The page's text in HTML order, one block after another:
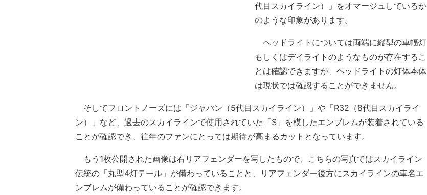
代目スカイライン）」をオマージュしているか
のような印象があります。
ヘッドライトについては両端に縦型の車幅灯
もしくはデイライトのようなものが存在するこ
とは確認できますが、ヘッドライトの灯体本体
は現状では確認することができません。
そしてフロントノーズには「ジャパン（5代目スカイライン）」や「R32（8代目スカイライ
ン）」など、過去のスカイラインで使用されていた「S」を模したエンブレムが装着されている
ことが確認でき、往年のファンにとっては期待が高まるカットとなっています。
もう1枚公開された画像は右リアフェンダーを写したもので、こちらの写真ではスカイライン
伝統の「丸型4灯テール」が備わっていることと、リアフェンダー後方にスカイラインの車名エ
ンブレムが備わっていることが確認できます。